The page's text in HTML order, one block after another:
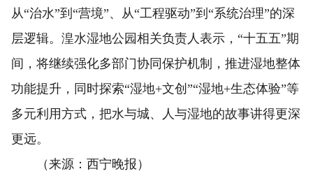
从“治水”到“营境”、从“工程驱动”到“系统治理”的深
层逻辑。湟水湿地公园相关负责人表示，“十五五”期
间，将继续强化多部门协同保护机制，推进湿地整体
功能提升，同时探索“湿地+文创”“湿地+生态体验”等
多元利用方式，把水与城、人与湿地的故事讲得更深
更远。
（来源：西宁晚报）